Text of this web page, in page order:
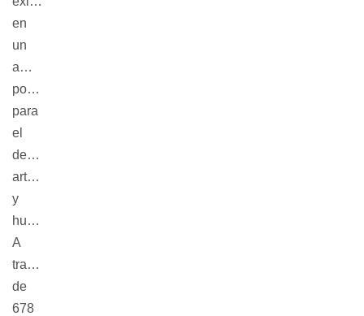
en
un
ambiente
positivo
para
el
desarrollo
artístico
y
humano.
A
través
de
678